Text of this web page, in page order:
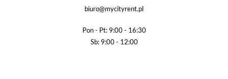
biuro@mycityrent.pl
Pon - Pt: 9:00 - 16:30
Sb: 9:00 - 12:00